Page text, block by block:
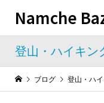
Namche
登山・ハイキン
ブログ 登山・ハ